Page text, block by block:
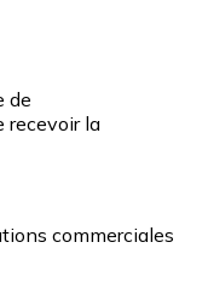
de
recevoir la
commerciales